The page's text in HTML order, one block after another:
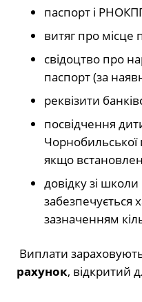
паспорт і
витяг про
свідоцтво про
паспорт (за
реквізити
посвідчення
Чорнобильської
якщо
довідку зі
забезпечується
зазначенням
Виплати
рахунок, відкритий